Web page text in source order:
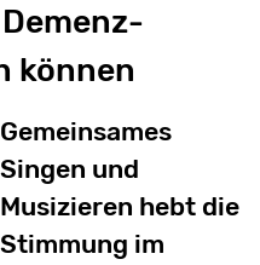
können
Gemeinsames
Singen und
Musizieren hebt die
Stimmung im